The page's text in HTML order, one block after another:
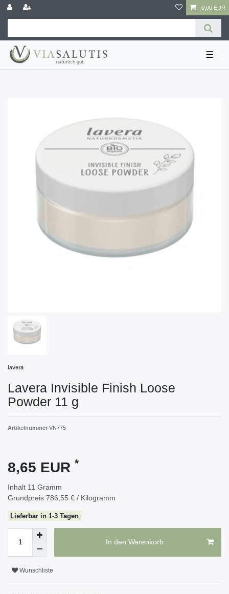
0,00 EUR
☰
lavera
Lavera Invisible Finish Loose
Powder 11 g
Artikelnummer VN775
8,65 EUR *
Inhalt 11 Gramm
Grundpreis 786,55 € / Kilogramm
Lieferbar in 1-3 Tagen
In den Warenkorb
Wunschliste